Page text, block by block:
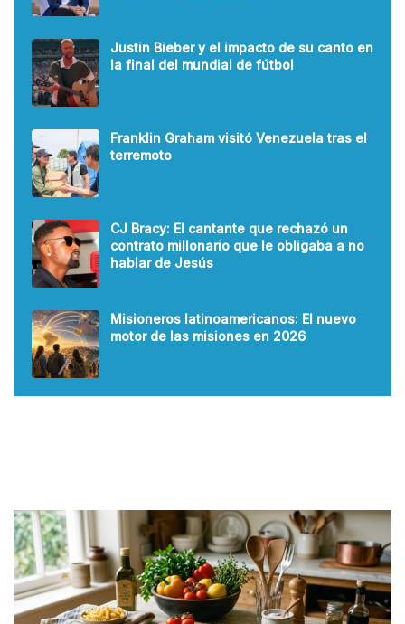
Justin Bieber y el impacto de su canto en
la final del mundial de fútbol
Franklin Graham visitó Venezuela tras el
terremoto
CJ Bracy: El cantante que rechazó un
contrato millonario que le obligaba a no
hablar de Jesús
Misioneros latinoamericanos: El nuevo
motor de las misiones en 2026